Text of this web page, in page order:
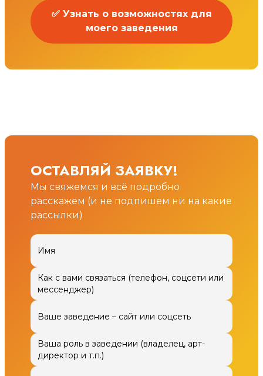
✅ Узнать о возможностях для
моего заведения
ОСТАВЛЯЙ ЗАЯВКУ!
Мы свяжемся и всё подробно
расскажем (и не подпишем ни на какие
рассылки)
Имя
Как с вами связаться (телефон, соцсети или
мессенджер)
Ваше заведение – сайт или соцсеть
Ваша роль в заведении (владелец, арт-
директор и т.п.)